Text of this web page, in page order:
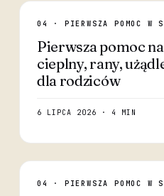
04 · PIERWSZA POMOC W
Pierwsza pomoc
cieplny, rany,
dla rodziców
6 LIPCA 2026 · 4 MIN
04 · PIERWSZA POMOC W